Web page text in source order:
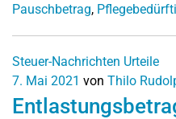
Pauschbetrag,
Steuer-Nachrichten Urteile
7. Mai 2021 von Thilo